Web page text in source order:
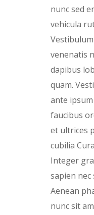
nunc sed
vehicula
venenatis
dapibus
quam.
ante
faucibus
et ultrices
cubilia
Integer
sapien nec
Aenean
nunc sit